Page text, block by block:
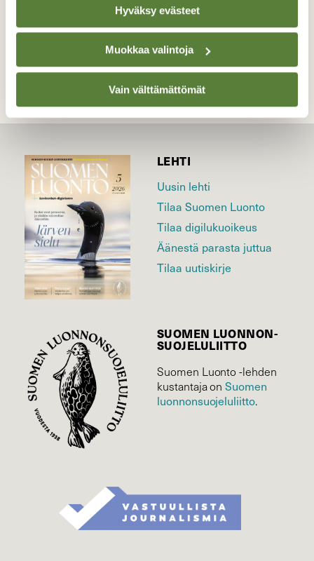
Hyväksy evästeet
Muokkaa valintoja
Vain välttämättömät
TAKAISIN LISTAAN
LEHTI
Uusin lehti
Tilaa Suomen Luonto
Tilaa digilukuoikeus
Äänestä parasta juttua
Tilaa uutiskirje
SUOMEN LUONNON­
SUOJELU­LIITTO
Suomen Luonto -lehden
kustantaja onSuomen
luonnonsuojelu­liitto.